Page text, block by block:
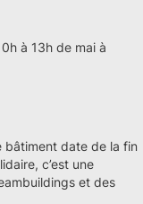
à 13h de mai à
date de la fin
c’est une
et des